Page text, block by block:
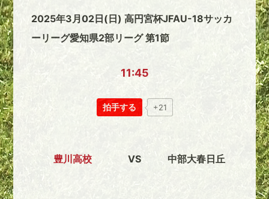
2025年3月02日(日) 高円宮杯JFAU-18サッカ
ーリーグ愛知県2部リーグ 第1節
11:45
拍手する +21
豊川高校 VS 中部大春日丘